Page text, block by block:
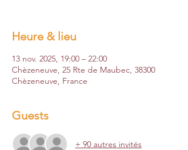
Heure & lieu
13 nov. 2025, 19:00 – 22:00
Chèzeneuve, 25 Rte de Maubec, 38300
Chèzeneuve, France
Guests
+ 90 autres invités